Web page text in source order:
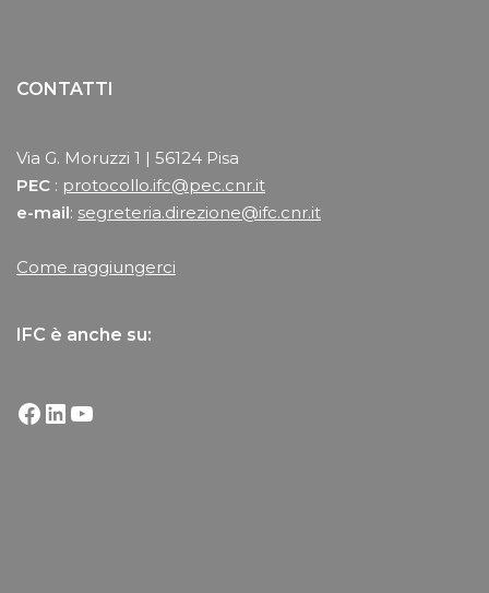
CONTATTI
Via G. Moruzzi 1 | 56124 Pisa
PEC : protocollo.ifc@pec.cnr.it
e-mail: segreteria.direzione@ifc.cnr.it
Come raggiungerci
IFC è anche su: